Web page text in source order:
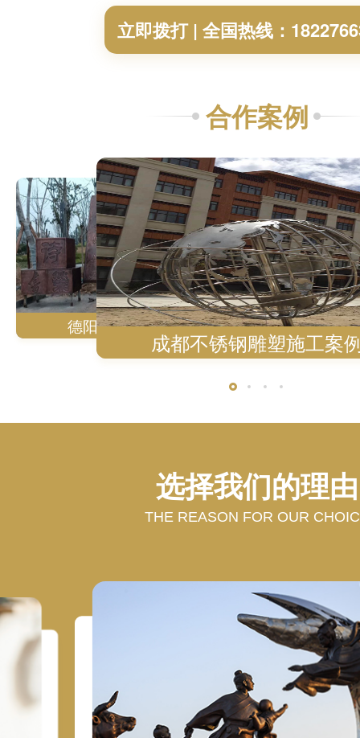
立即拨打 | 全国热线：
合作案例
乐山锻造铜雕施工案例
达州锻造铜雕成功案例展示
德阳锻造铜雕案例展示
成都不锈钢雕塑施工案
四川不锈
乐山锻造
达州锻造铜雕成功案例展示
选择我们的理由
THE REASON FOR OUR